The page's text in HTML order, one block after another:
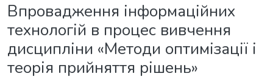
Впровадження інформаційних
технологій в процес вивчення
дисципліни «Методи оптимізації і
теорія прийняття рішень»